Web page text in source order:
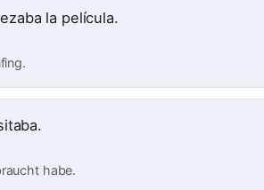
la película.
habe.